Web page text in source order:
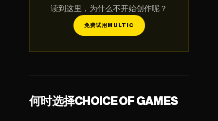
读到这里，为什么不开始创作呢？
免费试用MULTIC
何时选择CHOICE OF GAMES